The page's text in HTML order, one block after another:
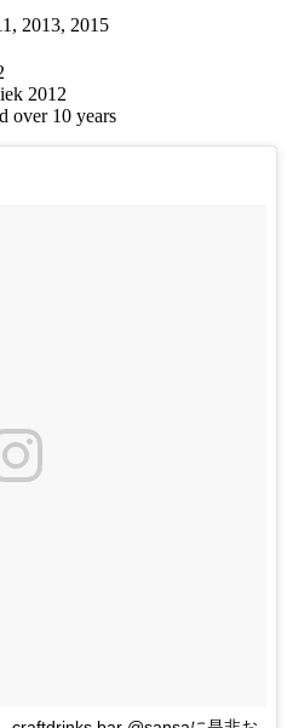
2013, 2015
2012
over 10 years